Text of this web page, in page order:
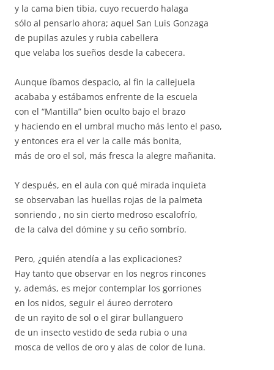
y la cama bien tibia, cuyo recuerdo halaga
sólo al pensarlo ahora; aquel San Luis Gonzaga
de pupilas azules y rubia cabellera
que velaba los sueños desde la cabecera.
Aunque íbamos despacio, al fin la callejuela
acababa y estábamos enfrente de la escuela
con el “Mantilla” bien oculto bajo el brazo
y haciendo en el umbral mucho más lento el paso,
y entonces era el ver la calle más bonita,
más de oro el sol, más fresca la alegre mañanita.
Y después, en el aula con qué mirada inquieta
se observaban las huellas rojas de la palmeta
sonriendo , no sin cierto medroso escalofrío,
de la calva del dómine y su ceño sombrío.
Pero, ¿quién atendía a las explicaciones?
Hay tanto que observar en los negros rincones
y, además, es mejor contemplar los gorriones
en los nidos, seguir el áureo derrotero
de un rayito de sol o el girar bullanguero
de un insecto vestido de seda rubia o una
mosca de vellos de oro y alas de color de luna.